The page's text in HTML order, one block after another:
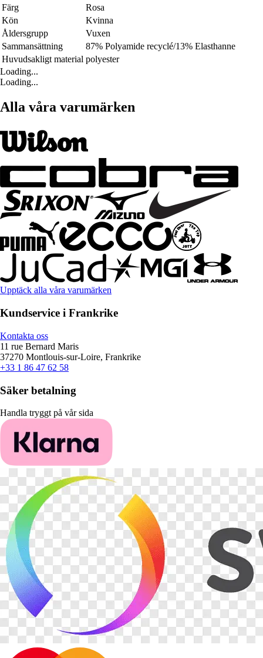
Färg
Rosa
Kön
Kvinna
Åldersgrupp
Vuxen
Sammansättning
87% Polyamide recyclé/13% Elasthanne
Huvudsakligt material polyester
Loading...
Loading...
Alla våra varumärken
Upptäck alla våra varumärken
Kundservice i Frankrike
Kontakta oss
11 rue Bernard Maris
37270 Montlouis-sur-Loire, Frankrike
+33 1 86 47 62 58
Säker betalning
Handla tryggt på vår sida